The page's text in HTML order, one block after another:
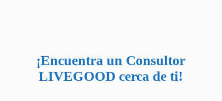
¡Encuentra un Consultor
LIVEGOOD cerca de ti!